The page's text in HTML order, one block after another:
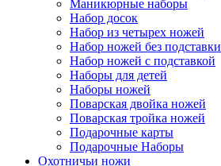
Маникюрные наборы
Набор досок
Набор из четырех ножей
Набор ножей без подставки
Набор ножей с подставкой
Наборы для детей
Наборы ножей
Поварская двойка ножей
Поварская тройка ножей
Подарочные карты
Подарочные Наборы
Охотничьи ножи